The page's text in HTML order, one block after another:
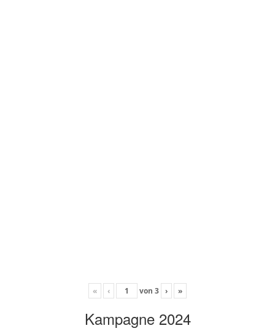
« ‹ von 3 › »
Kampagne 2024